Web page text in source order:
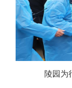
陵园为